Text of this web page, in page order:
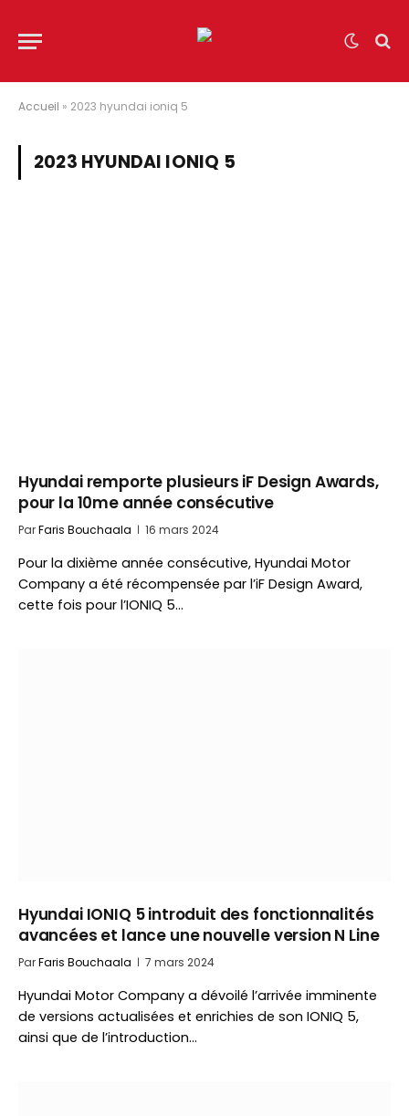
Accueil » 2023 hyundai ioniq 5
2023 HYUNDAI IONIQ 5
Hyundai remporte plusieurs iF Design Awards,
pour la 10me année consécutive
ParFaris Bouchaala 16 mars 2024
Pour la dixième année consécutive, Hyundai Motor
Company a été récompensée par l’iF Design Award,
cette fois pour l’IONIQ 5…
Hyundai IONIQ 5 introduit des fonctionnalités
avancées et lance une nouvelle version N Line
ParFaris Bouchaala 7 mars 2024
Hyundai Motor Company a dévoilé l’arrivée imminente
de versions actualisées et enrichies de son IONIQ 5,
ainsi que de l’introduction…